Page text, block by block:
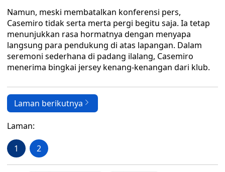
Namun, meski membatalkan konferensi pers,
Casemiro tidak serta merta pergi begitu saja. Ia tetap
menunjukkan rasa hormatnya dengan menyapa
langsung para pendukung di atas lapangan. Dalam
seremoni sederhana di padang ilalang, Casemiro
menerima bingkai jersey kenang-kenangan dari klub.
Laman berikutnya
Laman:
1 2